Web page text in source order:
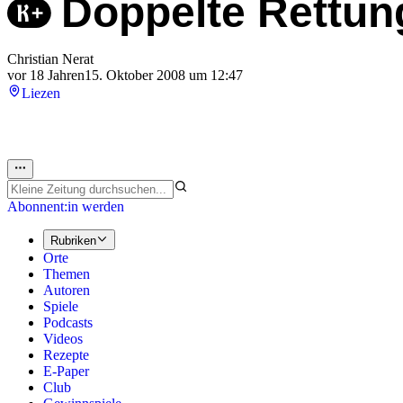
Doppelte
Christian Nerat
vor 18 Jahren15. Oktober 2008 um 12:47
Liezen
Abonnent:in werden
Rubriken
Orte
Themen
Autoren
Spiele
Podcasts
Videos
Rezepte
E-Paper
Club